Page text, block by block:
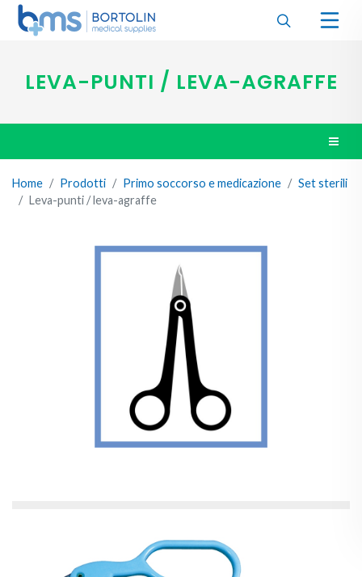
LEVA-PUNTI / LEVA-AGRAFFE
Home Prodotti Primo soccorso e medicazione
Set sterili
Leva-punti / leva-agraffe